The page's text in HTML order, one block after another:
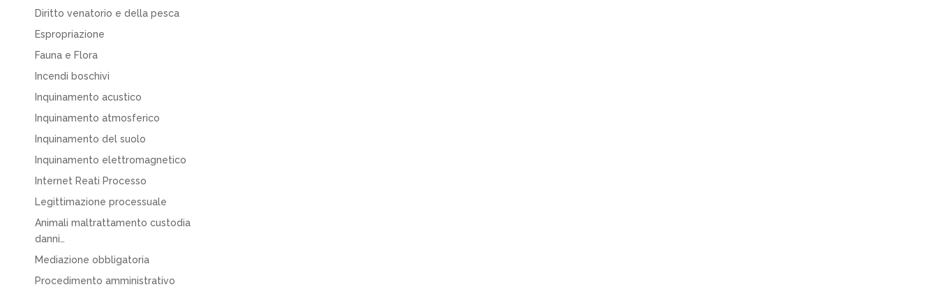
Diritto venatorio e della pesca
Espropriazione
Fauna e Flora
Incendi boschivi
Inquinamento acustico
Inquinamento atmosferico
Inquinamento del suolo
Inquinamento elettromagnetico
Internet Reati Processo
Legittimazione processuale
Animali maltrattamento custodia
danni…
Mediazione obbligatoria
Procedimento amministrativo